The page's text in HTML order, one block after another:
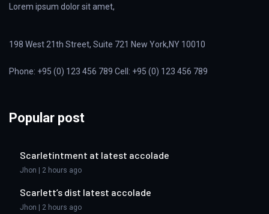
Lorem ipsum dolor sit amet,
198 West 21th Street, Suite 721 New York,NY 10010
Phone: +95 (0) 123 456 789 Cell: +95 (0) 123 456 789
Popular post
Scarletintment at latest accolade
Jhon | 2 hours ago
Scarlett’s dist latest accolade
Jhon | 2 hours ago